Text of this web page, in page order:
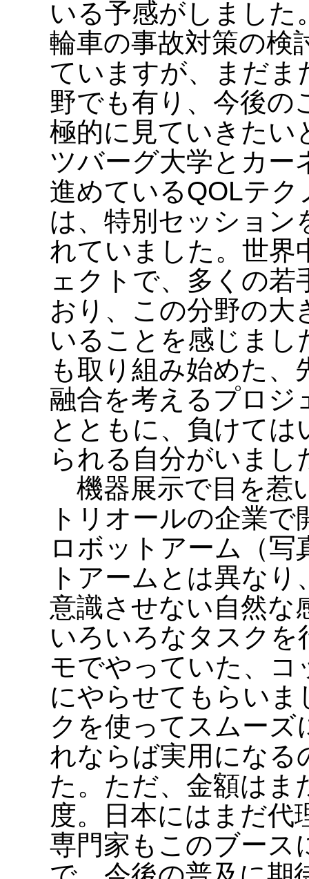
いる予感がしました
輪車の事故対策の検
ていますが、まだま
野でも有り、今後の
極的に見ていきたい
ツバーグ大学とカー
進めているQOLテ
は、特別セッション
れていました。世界
ェクトで、多くの若
おり、この分野の大
いることを感じまし
も取り組み始めた、
融合を考えるプロジ
とともに、負けて
られる自分がいまし
機器展示で目を惹
トリオールの企業
ロボットアーム（
トアームとは異な
意識させない自然な
いろいろなタスク
モでやっていた、コ
にやらせてもらい
クを使ってスムー
れならば実用になる
た。ただ、金額はま
度。日本にはまだ代
専門家もこのブース